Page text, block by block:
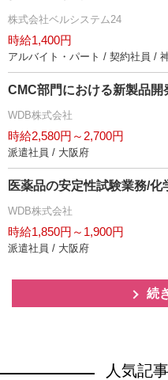
株式会社ベルシステム24
時給1,400円
アルバイト・パート / 契約社員 /
CMC部門における新製品開
WDB株式会社
時給2,580円～2,700円
派遣社員 / 大阪府
医薬品の安定性試験業務/化
WDB株式会社
時給1,850円～1,900円
派遣社員 / 大阪府
続
人気記